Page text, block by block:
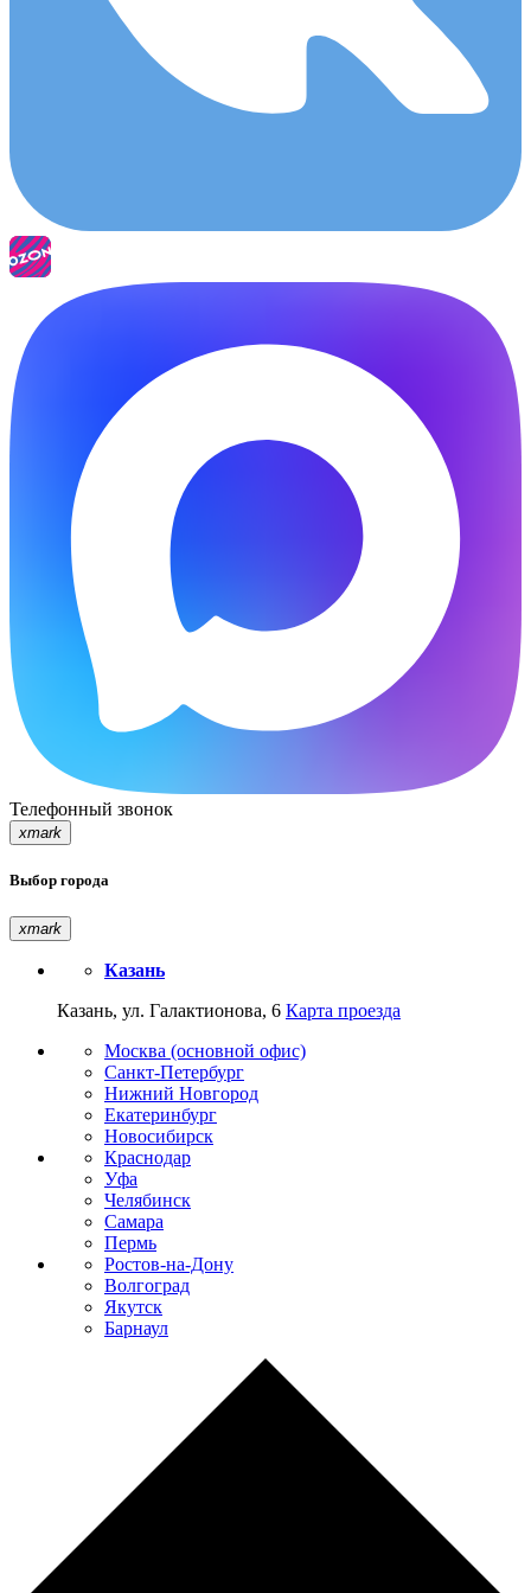
Телефонный звонок
xmark
Выбор города
xmark
Казань
Казань, ул. Галактионова, 6 Карта проезда
Москва (основной офис)
Санкт-Петербург
Нижний Новгород
Екатеринбург
Новосибирск
Краснодар
Уфа
Челябинск
Самара
Пермь
Ростов-на-Дону
Волгоград
Якутск
Барнаул